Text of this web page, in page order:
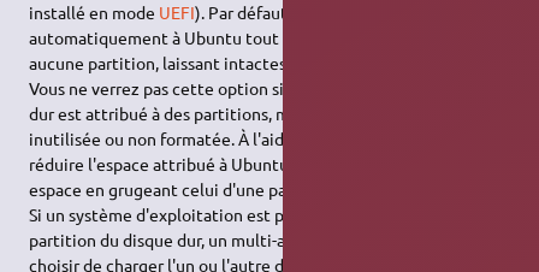
installé en mode UEFI). Par défaut, elle attribue
automatiquement à Ubuntu tout l'espace qui n'est assigné à
aucune partition, laissant intactes les partitions existantes.
Vous ne verrez pas cette option si tout l'espace de votre disque
dur est attribué à des partitions, même si l'une d'entre elles est
inutilisée ou non formatée. À l'aide du curseur, vous pouvez
réduire l'espace attribué à Ubuntu et même agrandir cet
espace en grugeant celui d'une partition existante.
Si un système d'exploitation est présent dans une autre
partition du disque dur, un multi-amorçage sera paramétré pour
choisir de charger l'un ou l'autre des systèmes d'exploitation à